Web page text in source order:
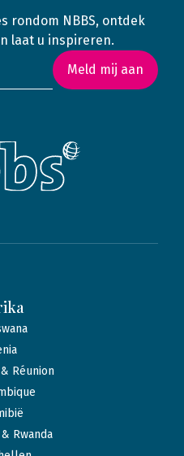
rondom NBBS, ontdek
laat u inspireren.
Meld mij aan
Réunion
Rwanda